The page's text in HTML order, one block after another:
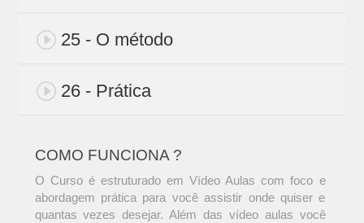
25 - O método
26 - Prática
COMO FUNCIONA ?
O Curso é estruturado em Vídeo Aulas com foco e
abordagem prática para você assistir onde quiser e
quantas vezes desejar. Além das vídeo aulas você